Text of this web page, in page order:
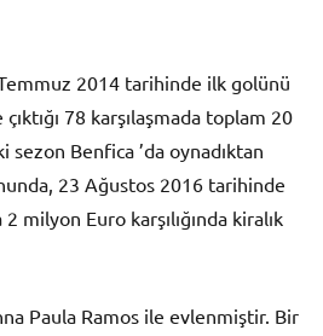
2014 tarihinde ilk golünü
78 karşılaşmada toplam 20
sezon Benfica ’da oynadıktan
23 Ağustos 2016 tarihinde
2 milyon Euro karşılığında kiralık
Paula Ramos ile evlenmiştir. Bir